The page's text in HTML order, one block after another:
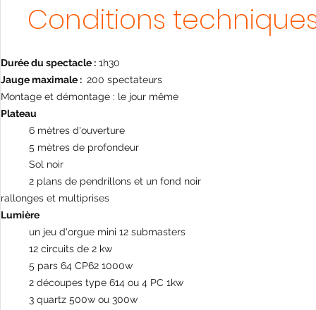
Conditions
Durée du spectacle : 1h30
Jauge maximale : 200 spectateurs
Montage et démontage : le jour même
Plateau
6 mètres d'ouverture
5 mètres de profondeur
Sol noir
2 plans de pendrillons et un fond noir
rallonges et multiprises
Lumière
un jeu d'orgue mini 12 submasters
12 circuits de 2 kw
5 pars 64 CP62 1000w
2 découpes type 614 ou 4 PC 1kw
3 quartz 500w ou 300w